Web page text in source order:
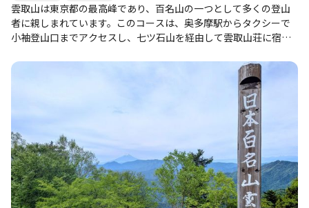
雲取山は東京都の最高峰であり、百名山の一つとして多くの登山
者に親しまれています。このコースは、奥多摩駅からタクシーで
小袖登山口までアクセスし、七ツ石山を経由して雲取山荘に宿泊
者まで楽しめる内容となっています。 登山者たちの体験談による
と、特に冬の雲取山荘での宿泊は、厳しい寒さの中での達成感
や、こたつでの温かいひとときが印象的です。冬季は−13℃に達す
ることもあり、軽アイゼンが必要な場面もありますが、雪景色の
中でのご来光や富士山の眺望は格別です。春や秋には新緑や紅葉
が美しく、特に開放感のある稜線歩きが楽しめます。 また、道中
では鹿や猿に出会うこともあり、自然との触れ合いが癒しを与え
てくれます。雲取山荘では、地元の食材を使った美味しい夕食
や、夜景を楽しむことができ、仲間との楽しい時間を過ごすこと
ができます。さらに、下山後には秩父の温泉や地元グルメを楽し